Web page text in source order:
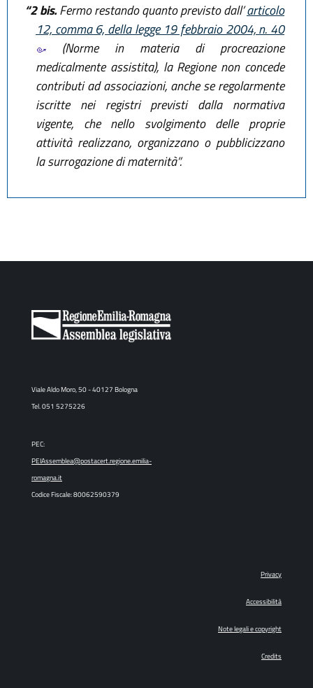
“2 bis.Fermo restando quanto previsto dall’articolo
12, comma 6, della legge 19 febbraio 2004, n. 40
(Norme in materia di procreazione
medicalmente assistita), la Regione non concede
contributi ad associazioni, anche se regolarmente
iscritte nei registri previsti dalla normativa
vigente, che nello svolgimento delle proprie
attività realizzano, organizzano o pubblicizzano
la surrogazione di maternità”.
Viale Aldo Moro, 50 - 40127 Bologna
Tel. 051 5275226
PEC:
PEIAssemblea@postacert.regione.emilia-
romagna.it
Codice Fiscale: 80062590379
Privacy
Accessibilità
Note legali e copyright
Credits